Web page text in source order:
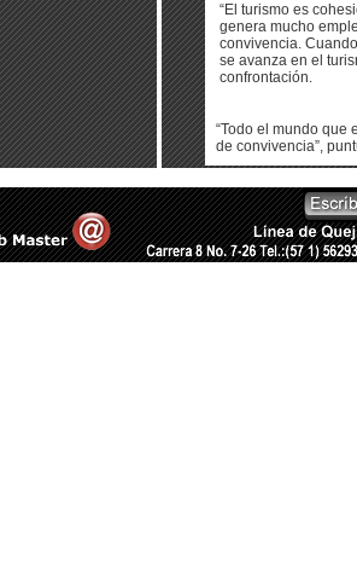
“El turismo es
genera mucho
convivencia.
se avanza en el
confrontación.
“Todo el mundo que
de convivencia”,